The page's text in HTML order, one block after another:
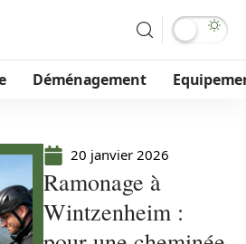
Déménagement
20 janvier 2026
Ramonage à
Wintzenheim :